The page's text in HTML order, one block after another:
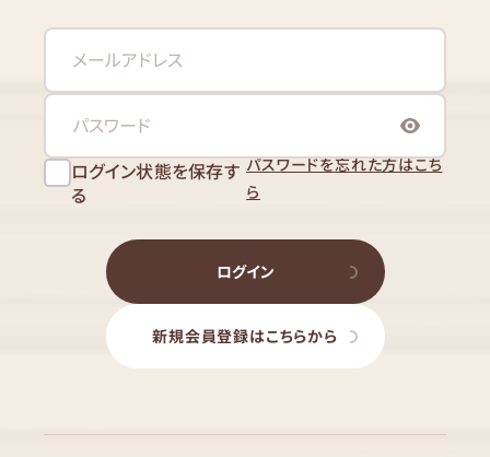
ログイン状態を保存す
る
パスワードを忘れた方はこち
ら
ログイン
新規会員登録はこちらから